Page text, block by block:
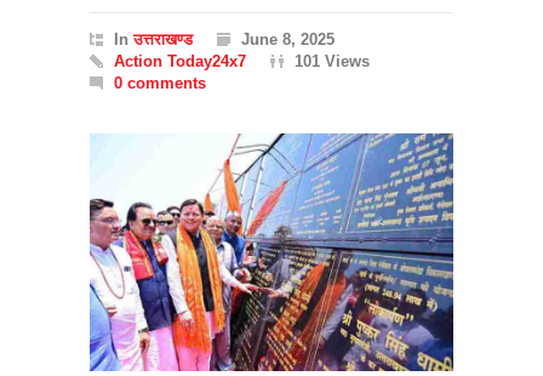
Inउत्तराखण्ड
June 8, 2025
Action Today24x7
101 Views
0 comments